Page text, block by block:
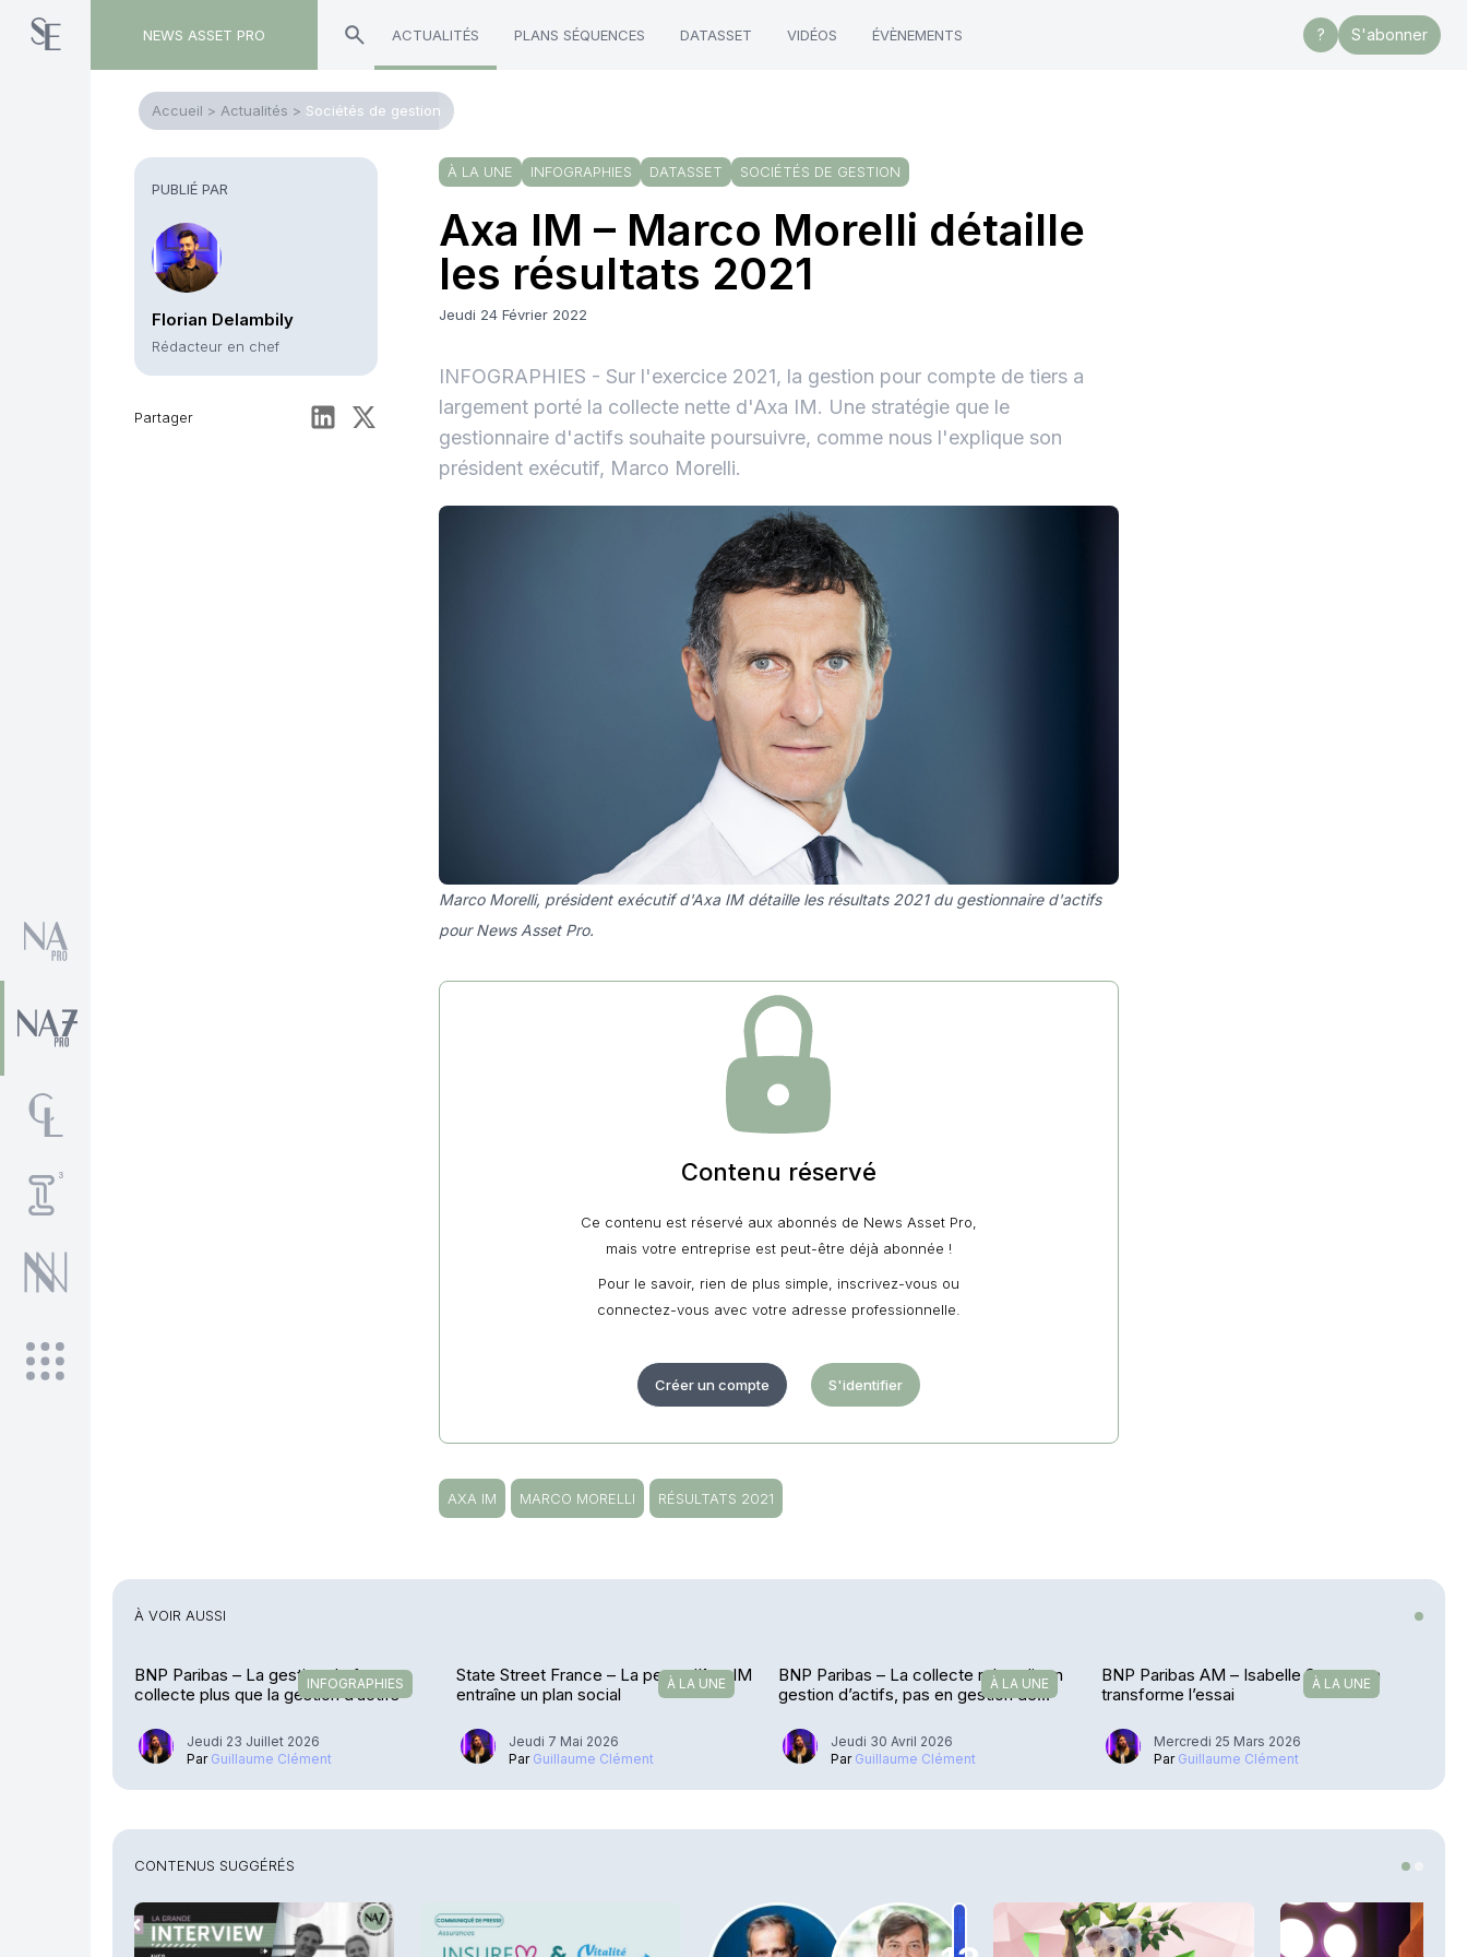
NEWS ASSET PRO ACTUALITÉS PLANS SÉQUENCES DATASSET VIDÉOS ÉVÈNEMENTS ? S'abonner
Accueil > Actualités > Sociétés de gestion
PUBLIÉ PAR
Florian Delambily
Rédacteur en chef
Partager
À LA UNE INFOGRAPHIES DATASSET SOCIÉTÉS DE GESTION
Axa IM – Marco Morelli détaille
les résultats 2021
Jeudi 24 Février 2022
INFOGRAPHIES - Sur l'exercice 2021, la gestion pour compte de tiers a
largement porté la collecte nette d'Axa IM. Une stratégie que le
gestionnaire d'actifs souhaite poursuivre, comme nous l'explique son
président exécutif, Marco Morelli.
Marco Morelli, président exécutif d'Axa IM détaille les résultats 2021 du gestionnaire d'actifs
pour News Asset Pro.
Contenu réservé
Ce contenu est réservé aux abonnés de News Asset Pro,
mais votre entreprise est peut-être déjà abonnée !
Pour le savoir, rien de plus simple, inscrivez-vous ou
connectez-vous avec votre adresse professionnelle.
Créer un compte S'identifier
AXA IM MARCO MORELLI RÉSULTATS 2021
À VOIR AUSSI
INFOGRAPHIES
BNP Paribas – La gestion de fortune
collecte plus que la gestion d’actifs
Jeudi 23 Juillet 2026
Par Guillaume Clément
À LA UNE
State Street France – La perte d’Axa IM
entraîne un plan social
Jeudi 7 Mai 2026
Par Guillaume Clément
À LA UNE
BNP Paribas – La collecte rebondit en
gestion d’actifs, pas en gestion de
Jeudi 30 Avril 2026
Par Guillaume Clément
À LA UNE
BNP Paribas AM – Isabelle Scemama
transforme l’essai
Mercredi 25 Mars 2026
Par Guillaume Clément
CONTENUS SUGGÉRÉS